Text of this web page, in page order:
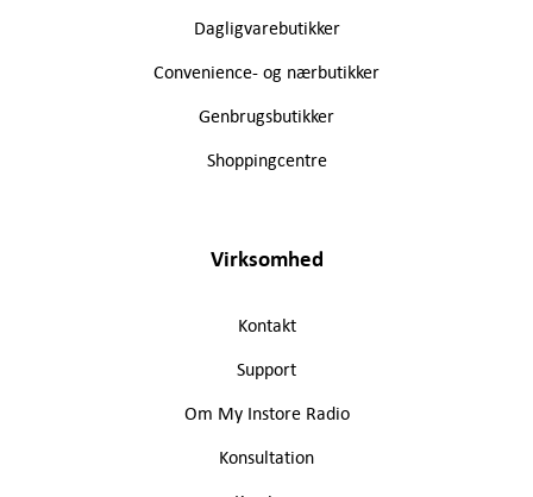
Dagligvarebutikker
Convenience- og nærbutikker
Genbrugsbutikker
Shoppingcentre
Virksomhed
Kontakt
Support
Om My Instore Radio
Konsultation